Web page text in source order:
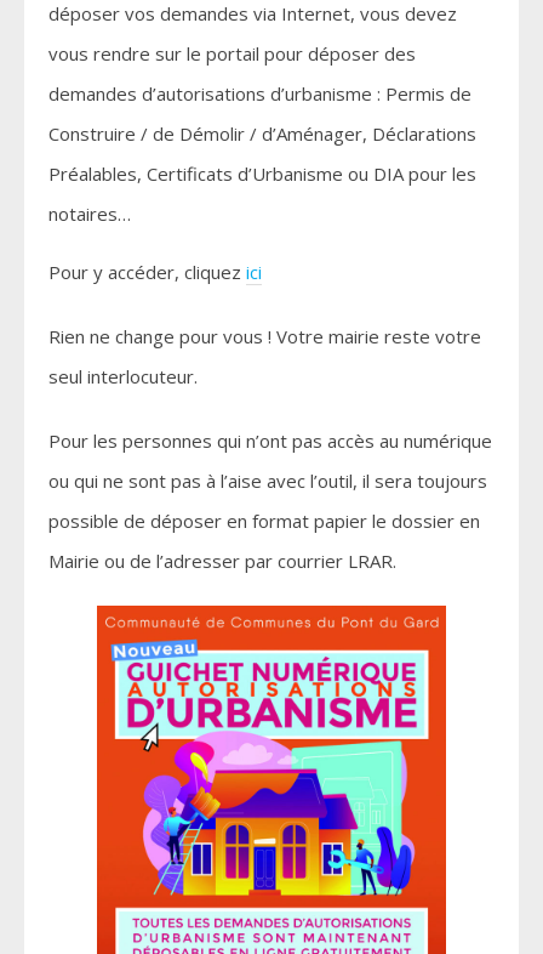
déposer vos demandes via Internet, vous devez
vous rendre sur le portail pour déposer des
demandes d’autorisations d’urbanisme : Permis de
Construire / de Démolir / d’Aménager, Déclarations
Préalables, Certificats d’Urbanisme ou DIA pour les
notaires…
Pour y accéder, cliquez ici
Rien ne change pour vous ! Votre mairie reste votre
seul interlocuteur.
Pour les personnes qui n’ont pas accès au numérique
ou qui ne sont pas à l’aise avec l’outil, il sera toujours
possible de déposer en format papier le dossier en
Mairie ou de l’adresser par courrier LRAR.